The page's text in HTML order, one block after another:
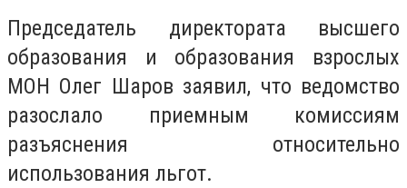
Председатель директората высшего
образования и образования взрослых
МОН Олег Шаров заявил, что ведомство
разослало приемным комиссиям
разъяснения относительно
использования льгот.